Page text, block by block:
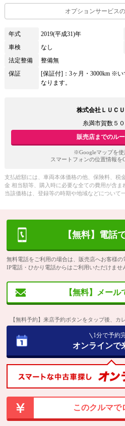
オプションサービス
年式 2019(平成31)年
車検
なし
法定整備
整備無
保証
[保証付]：3ヶ月・3000km ※
なります。
株式会社ＬＵＣ
糸満市賀数５
販売店までのル
※Googleマップを使
スマートフォンの位置情報を
支払総額には、車両本体価格の他、保険料、税
金 相当額等、購入時に必要な全ての費用が含ま
当該価格は、登録等の時期や地域などについて
【無料】電話
無料電話をご利用の場合は、販売店へお客様の
IP電話・ひかり電話からはご利用いただけませ
【無料】メール
【無料予約】来店予約ボタンをタップ後、
1分で予約
オンラインで
このクルマで